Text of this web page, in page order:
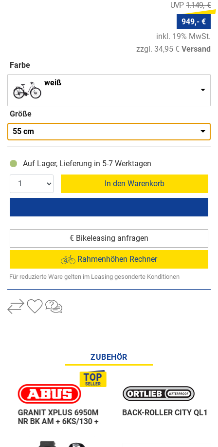
1.149,- €
949,- €
inkl. 19% MwSt.
zzgl. 34,95 € Versand
Farbe
weiß
Größe
55 cm
Auf Lager, Lieferung in 5-7 Werktagen
In den Warenkorb
€ Bikeleasing anfragen
Rahmenhöhen Rechner
Für reduzierte Ware gelten im Leasing gesonderte Konditionen
ZUBEHÖR
GRANIT XPLUS 6950M
NR BK AM + 6KS/130 +
BACK-ROLLER CITY QL1